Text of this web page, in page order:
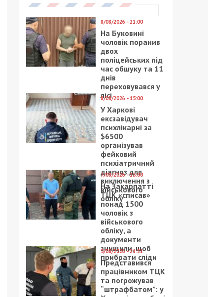
8/08/2026 - 21:00
На Буковині
чоловік поранив
двох
поліцейських під
час обшуку та 11
днів
переховувався у
лісі
8/08/2026 - 15:00
У Харкові
ексзавідувач
психлікарні за
$6500
організував
фейковий
психіатричний
діагноз для
виключення з
військового
обліку
7/08/2026 - 15:00
На Закарпатті
ТЦК «списав»
понад 1500
чоловік з
військового
обліку, а
документи
знищили, щоб
прибрати сліди
5/08/2026 - 21:31
Представився
працівником ТЦК
та погрожував
“штрафбатом”: у